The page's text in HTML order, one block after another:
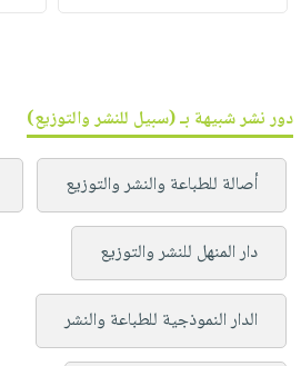
دور نشر شبيهة بـ (سبيل للنشر والتوزيع)
أصالة للطباعة والنشر والتوزيع
دار المنهل للنشر والتوزيع
الدار النموذجية للطباعة والنشر